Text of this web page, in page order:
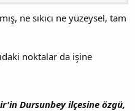
ne sıkıcı ne yüzeysel, tam
noktalar da işine
Dursunbey ilçesine özgü,